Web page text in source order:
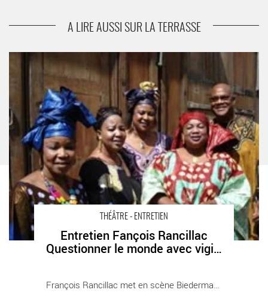
l'indicible
A LIRE AUSSI SUR LA TERRASSE
THÉÂTRE - ENTRETIEN
Entretien Fançois Rancillac
Questionner le monde avec vigilance
Entretien Fançois Rancillac
Questionner le monde avec vigilance
- Critique sortie Théâtre